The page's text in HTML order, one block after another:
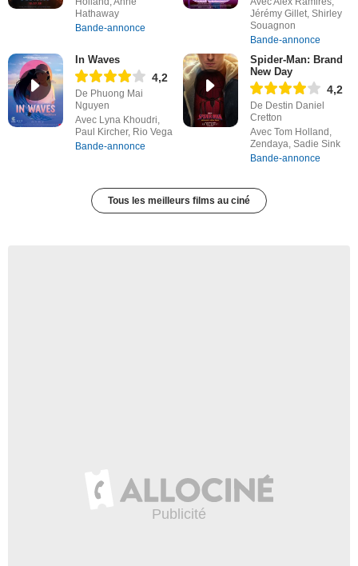
Hathaway
Bande-annonce
Jérémy Gillet, Shirley
Souagnon
Bande-annonce
In Waves
4,2
De Phuong Mai
Nguyen
Avec Lyna Khoudri,
Paul Kircher, Rio Vega
Bande-annonce
Spider-Man: Brand
New Day
4,2
De Destin Daniel
Cretton
Avec Tom Holland,
Zendaya, Sadie Sink
Bande-annonce
Tous les meilleurs films au ciné